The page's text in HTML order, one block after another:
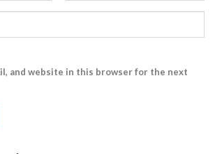
and website in this browser for the next